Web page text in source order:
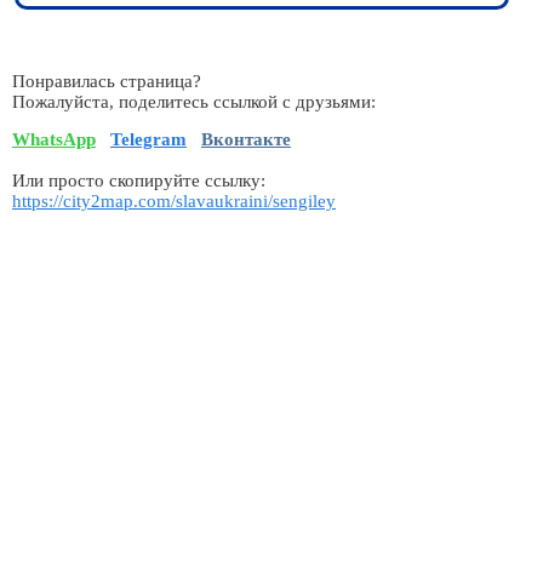
Понравилась страница?
Пожалуйста, поделитесь ссылкой с друзьями:
WhatsApp
Telegram Вконтакте
Или просто скопируйте ссылку:
https://city2map.com/slavaukraini/sengiley